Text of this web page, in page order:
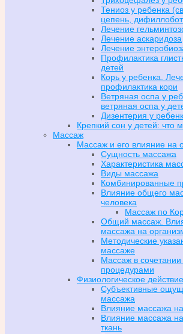
Тениоз у ребенка
цепень,
Лечение
Лечение аскаридоза
Лечение
Профилактика
детей
Корь у ребенка.
профилактика кори
Ветряная оспа у
ветряная оспа у
Дизентерия у
Крепкий сон у детей: что
Массаж
Массаж и его влияние на
Сущность массажа
Характеристика
Виды массажа
Комбинированные
Влияние общего
человека
Массаж по
Общий массаж.
массажа на
Методические
массаже
Массаж в
процедурами
Физиологическое
Субъективные
массажа
Влияние массажа
Влияние массажа
ткань